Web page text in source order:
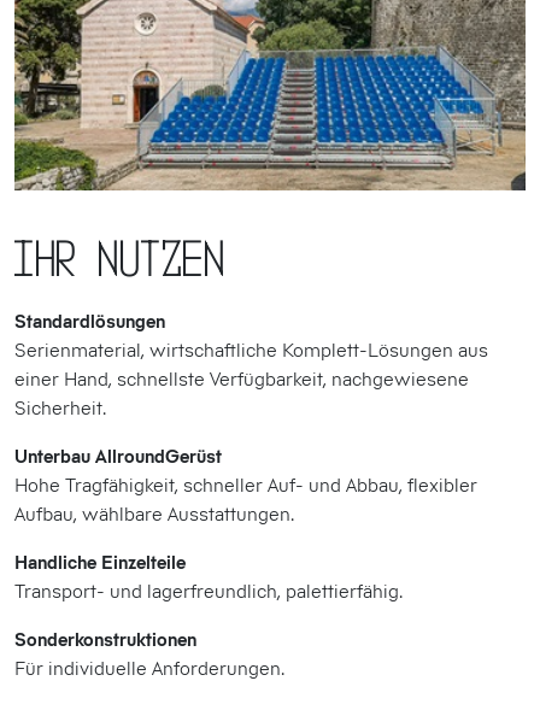
Ihr Nutzen
Standardlösungen
Serienmaterial, wirtschaftliche Komplett-Lösungen aus
einer Hand, schnellste Verfügbarkeit, nachgewiesene
Sicherheit.
Unterbau AllroundGerüst
Hohe Tragfähigkeit, schneller Auf- und Abbau, flexibler
Aufbau, wählbare Ausstattungen.
Handliche Einzelteile
Transport- und lagerfreundlich, palettierfähig.
Sonderkonstruktionen
Für individuelle Anforderungen.